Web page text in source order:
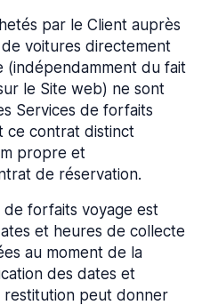
par le Client auprès
voitures directement
(indépendamment du fait
le Site web) ne sont
Services de forfaits
ce contrat distinct
propre et
de réservation.
de forfaits voyage est
et heures de collecte
au moment de la
des dates et
peut donner